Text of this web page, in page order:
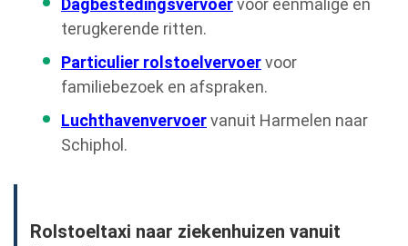
Dagbestedingsvervoervoor eenmalige en
terugkerende ritten.
Particulier rolstoelvervoervoor
familiebezoek en afspraken.
Luchthavenvervoervanuit Harmelen naar
Schiphol.
Rolstoeltaxi naar ziekenhuizen vanuit